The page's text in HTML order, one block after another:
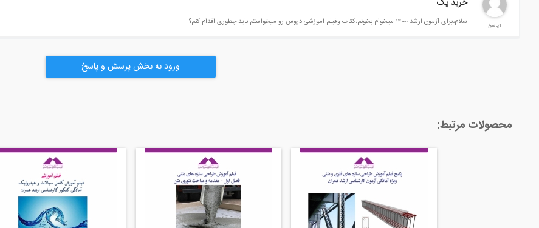
1پاسخ
خرید پک
سلام،برای آزمون ارشد ۱۴۰۰ میخوام بخونم،کتاب وفیلم اموزشی دروس رو میخواستم باید چطوری اقدام کنم؟
ورود به بخش پرسش و پاسخ
محصولات مرتبط: